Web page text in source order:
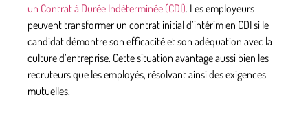
un Contrat à Durée Indéterminée (CDI). Les employeurs
peuvent transformer un contrat initial d’intérim en CDI si le
candidat démontre son efficacité et son adéquation avec la
culture d’entreprise. Cette situation avantage aussi bien les
recruteurs que les employés, résolvant ainsi des exigences
mutuelles.